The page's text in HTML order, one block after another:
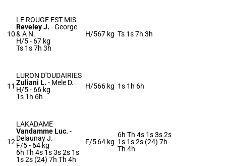
10
LE ROUGE EST MIS
Reveley J. -George
& A N.
H/5 - 67 kg
Ts 1s 7h 3h
H/567 kg Ts 1s 7h 3h
11
LURON D'OUDAIRIES
Zuliani L. - Mele D.
H/5 - 66 kg
1s 1h 6h
H/566 kg 1s 1h 6h
12
LAKADAME
Vandamme Luc. -
Delaunay J.
F/5 - 64 kg
6h Th 4s 1s 3s 2s 1s
1s 2s (24) 7h Th 4h
F/564 kg
6h Th 4s 1s 3s 2s
1s 1s 2s (24) 7h
Th 4h